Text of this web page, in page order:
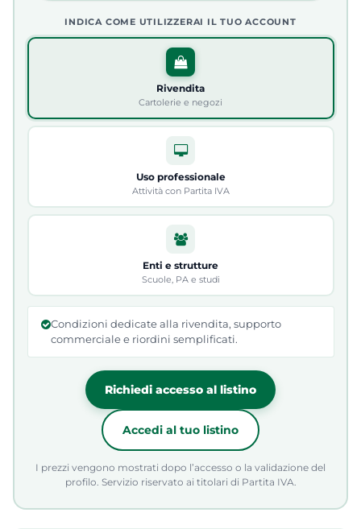
INDICA COME UTILIZZERAI IL TUO ACCOUNT
Rivendita
Cartolerie e negozi
Uso professionale
Attività con Partita IVA
Enti e strutture
Scuole, PA e studi
Condizioni dedicate alla rivendita, supporto
commerciale e riordini semplificati.
Richiedi accesso al listino
Accedi al tuo listino
I prezzi vengono mostrati dopo l’accesso o la validazione del
profilo. Servizio riservato ai titolari di Partita IVA.